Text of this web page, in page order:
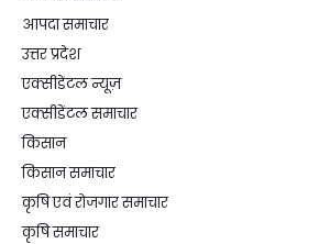
आपदा समाचार
उत्तर प्रदेश
एक्सीडेंटल न्यूज़
एक्सीडेंटल समाचार
किसान
किसान समाचार
कृषि एवं रोजगार समाचार
कृषि समाचार